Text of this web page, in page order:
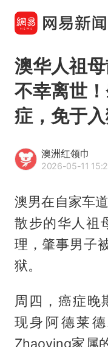
澳华人祖
不幸离世
症，免于
澳洲红领巾
2026-05-11
澳男在自家车
散步的华人祖
理，肇事男子
狱。
周四，癌症晚
现身阿德莱
Zhaoying家属